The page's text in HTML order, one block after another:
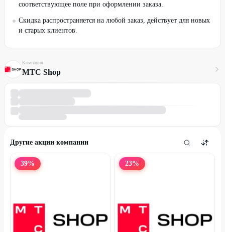
соответствующее поле при оформлении заказа.
Скидка распространяется на любой заказ, действует для новых
и старых клиентов.
Компания
МТС Shop
Другие акции компании
39% 23%